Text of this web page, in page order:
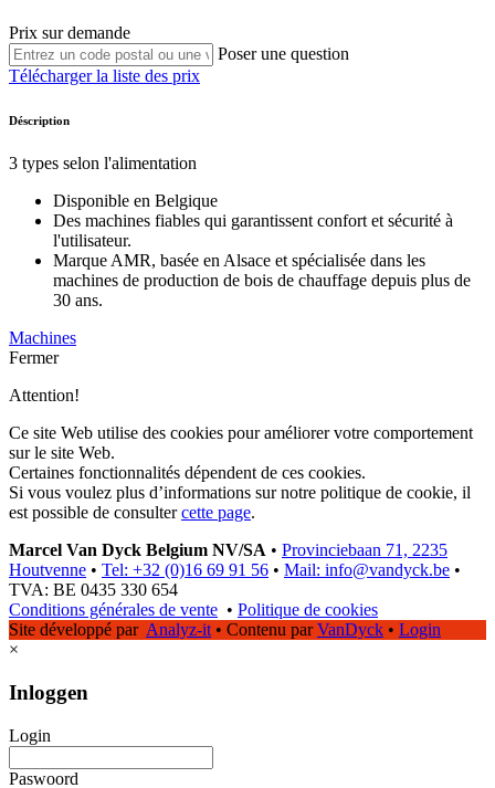
Prix sur demande
Poser une question
Télécharger la liste des prix
Déscription
3 types selon l'alimentation
Disponible en Belgique
Des machines fiables qui garantissent confort et sécurité à
l'utilisateur.
Marque AMR, basée en Alsace et spécialisée dans les
machines de production de bois de chauffage depuis plus de
30 ans.
Machines
Fermer
Attention!
Ce site Web utilise des cookies pour améliorer votre comportement
sur le site Web.
Certaines fonctionnalités dépendent de ces cookies.
Si vous voulez plus d’informations sur notre politique de cookie, il
est possible de consultercette page.
Marcel Van Dyck Belgium NV/SA • Provinciebaan 71, 2235
Houtvenne • Tel: +32 (0)16 69 91 56 • Mail: info@vandyck.be •
TVA: BE 0435 330 654
Conditions générales de vente • Politique de cookies
Site développé par Analyz-it • Contenu parVanDyck • Login
×
Inloggen
Login
Paswoord